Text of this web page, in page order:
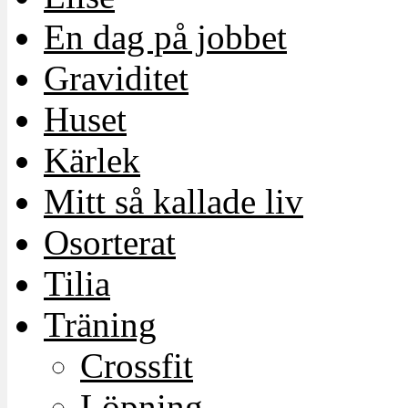
En dag på jobbet
Graviditet
Huset
Kärlek
Mitt så kallade liv
Osorterat
Tilia
Träning
Crossfit